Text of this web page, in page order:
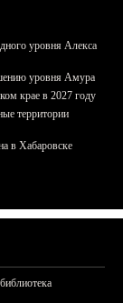
уровня Алекса
уровня Амура
крае в 2027 году
территории
в Хабаровске